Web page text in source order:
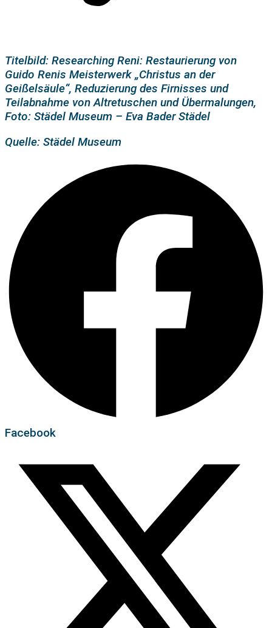
Titelbild: Researching Reni: Restaurierung von
Guido Renis Meisterwerk „Christus an der
Geißelsäule“, Reduzierung des Firnisses und
Teilabnahme von Altretuschen und Übermalungen,
Foto: Städel Museum – Eva Bader Städel
Quelle: Städel Museum
Facebook